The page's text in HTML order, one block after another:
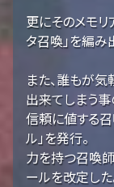
更にそのメモリ
タ召喚」を編み
また、誰もが
出来てしまう
信頼に値する召
ル」を発行。
力を持つ召喚
ールを改定した